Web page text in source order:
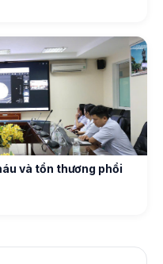
và tổn thương phổi